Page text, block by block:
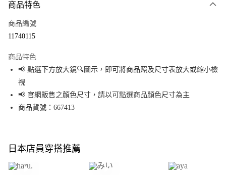
信用卡一次付款
Apple Pay
街口支付
悠遊付
全盈+PAY
大哥付你分期
商品特色
商品編號
11740115
商品特色
📢 點選下方放大鏡🔍圖示，即可將商品照及尺寸表放大或縮小檢
視
📢 官網販售之顏色尺寸，請以可點選商品顏色尺寸為主
商品貨號：667413
日本店員穿搭推薦